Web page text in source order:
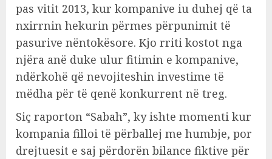
pas vitit 2013, kur kompanive iu duhej që ta
nxirrnin hekurin përmes përpunimit të
pasurive nëntokësore. Kjo rriti kostot nga
njëra anë duke ulur fitimin e kompanive,
ndërkohë që nevojiteshin investime të
mëdha për të qenë konkurrent në treg.
Siç raporton “Sabah”, ky ishte momenti kur
kompania filloi të përballej me humbje, por
drejtuesit e saj përdorën bilance fiktive për